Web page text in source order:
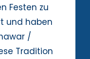
Festen zu
und haben
/
Tradition